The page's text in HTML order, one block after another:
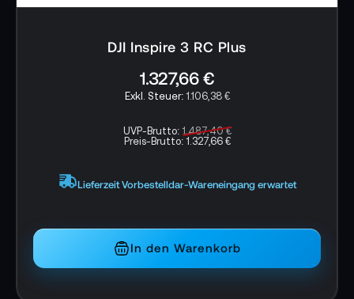
DJI Inspire 3 RC Plus
1.327,66 €
1.106,38 €
UVP-Brutto:1.487,40 €
Preis-Brutto:1.327,66 €
Lieferzeit Vorbestelldar-Wareneingang erwartet
In den Warenkorb